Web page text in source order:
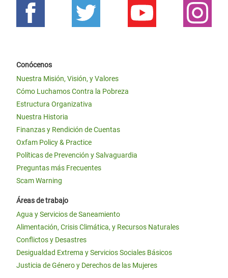
Conócenos
Nuestra Misión, Visión, y Valores
Cómo Luchamos Contra la Pobreza
Estructura Organizativa
Nuestra Historia
Finanzas y Rendición de Cuentas
Oxfam Policy & Practice
Políticas de Prevención y Salvaguardia
Preguntas más Frecuentes
Scam Warning
Áreas de trabajo
Agua y Servicios de Saneamiento
Alimentación, Crisis Climática, y Recursos Naturales
Conflictos y Desastres
Desigualdad Extrema y Servicios Sociales Básicos
Justicia de Género y Derechos de las Mujeres